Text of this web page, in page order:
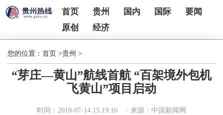
首页 贵州 国内 国际
要闻
原创
经济
您的位置： 首页 >贵州 >
“芽庄—黄山”航线首航 “百架境外包机
飞黄山”项目启动
时间：2019-07-14 15:19:16 来源：中国新闻网